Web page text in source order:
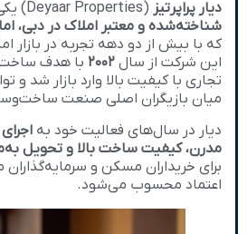
دیار پراپرتیز (Deyaar Properties) یکی از
شناخته‌شده و معتبر املاک در دبی،
که با بیش از دو دهه تجربه در بازار
این شرکت از سال ۲۰۰۲ با هدف
تجاری با کیفیت بالا وارد بازار شد و
میان بازیگران اصلی صنعت
دیار در سال‌های فعالیت خود به
مدرن، کیفیت ساخت بالا و تحویل
برای خریداران مسکن و سرمایه‌گذاران
اعتماد محسوب می‌شود.